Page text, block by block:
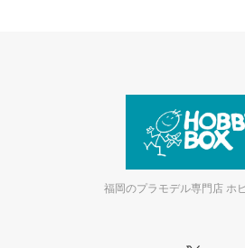
福岡のプラモデル専門店 ホ